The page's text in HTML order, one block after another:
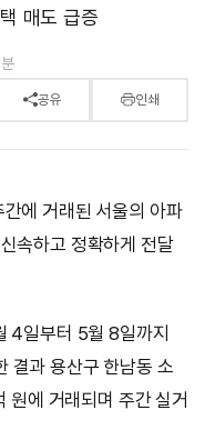
매도 급증
공유 인쇄
에 거래된 서울의 아파
속하고 정확하게 전달
4일부터 5월 8일까지
결과 용산구 한남동 소
에 거래되며 주간 실거